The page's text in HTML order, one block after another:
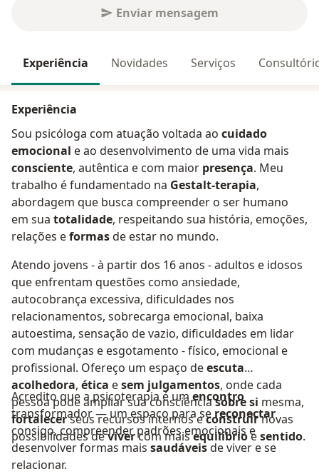
Enviar mensagem
Experiência Novidades Serviços
Experiência
Sou psicóloga com atuação voltada ao cuidado
emocional e ao desenvolvimento de uma vida mais
consciente, autêntica e com maior presença. Meu
trabalho é fundamentado na Gestalt-terapia,
abordagem que busca compreender o ser humano
em sua totalidade, respeitando sua história, emoções,
relações eformasde estar no mundo.
Atendo jovens - à partir dos 16 anos - adultos e idosos
que enfrentam questões como ansiedade,
autocobrança excessiva, dificuldades nos
relacionamentos, sobrecarga emocional, baixa
autoestima, sensação de vazio, dificuldades em lidar
com mudanças e esgotamento - físico, emocional e
profissional. Ofereço um espaço deescuta
acolhedora, ética esem julgamentos, onde cada
pessoa pode ampliar sua consciênciasobre si mesma,
fortalecerseus recursos internos econstruirnovas
possibilidades devivercom maisequilíbrioesentido.
Acredito que a psicoterapia é umencontro
transformador — um espaço para sereconectar
consigo, compreender padrões emocionais e
desenvolver formas mais saudáveisde viver e se
relacionar.